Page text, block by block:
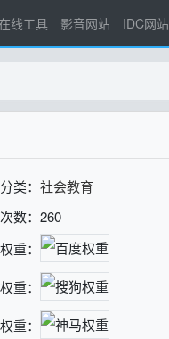
线工具 影音网站 IDC网站
类： 社会教育
数：260
重：
重：
重：